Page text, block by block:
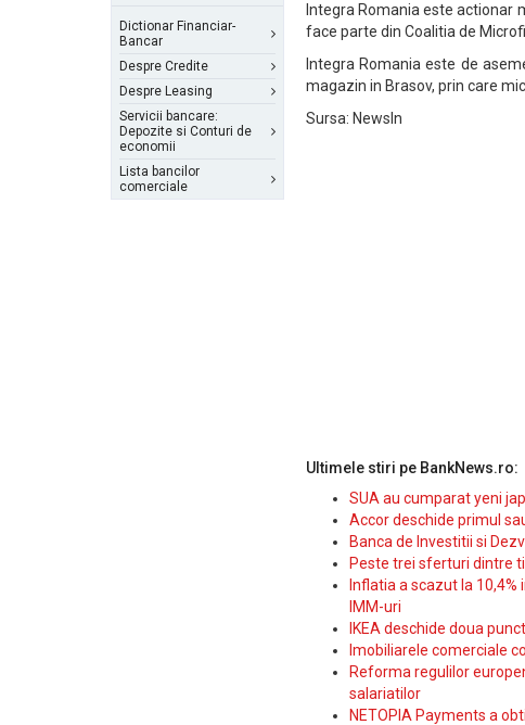
Dictionar Financiar-
Bancar
Despre Credite
Despre Leasing
Servicii bancare:
Depozite si Conturi de
economii
Lista bancilor
comerciale
Integra Romania este actionar
face parte din Coalitia de
Integra Romania este de
magazin in Brasov, prin care
Sursa: NewsIn
Ultimele stiri pe BankNews.ro:
SUA au cumparat yeni
Accor deschide primul
Banca de Investitii si
Peste trei sferturi dintre
Inflatia a scazut la
IMM-uri
IKEA deschide doua
Imobiliarele comerciale
Reforma regulilor
salariatilor
NETOPIA Payments a